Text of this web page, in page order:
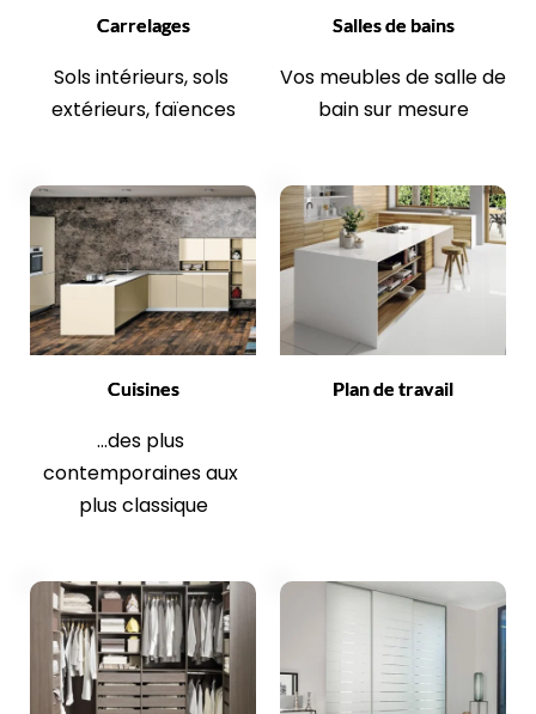
Carrelages
Sols intérieurs, sols
extérieurs, faïences
Salles de bains
Vos meubles de salle de
bain sur mesure
Cuisines
...des plus
contemporaines aux
plus classique
Plan de travail